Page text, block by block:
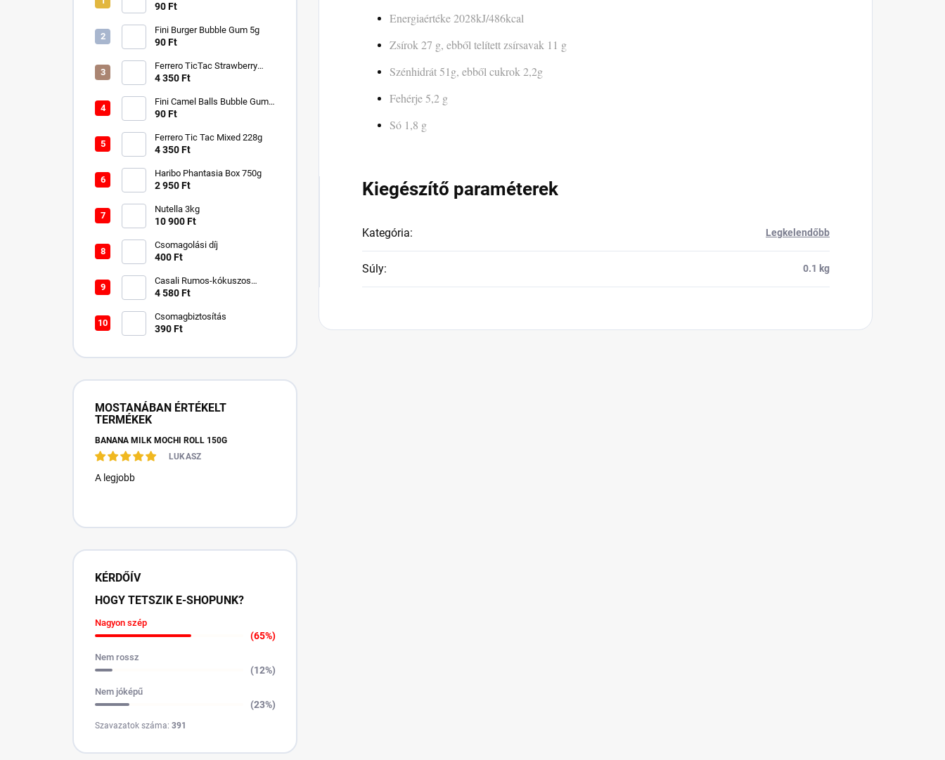
5g
90 Ft
Fini Burger Bubble Gum 5g
90 Ft
Ferrero TicTac Strawberry
228g
4 350 Ft
Fini Camel Balls Bubble Gum
5g
90 Ft
Ferrero Tic Tac Mixed 228g
4 350 Ft
Haribo Phantasia Box 750g
2 950 Ft
Nutella 3kg
10 900 Ft
Csomagolási díj
400 Ft
Casali Rumos-kókuszos
csokigolyó 750 g
4 580 Ft
Csomagbiztosítás
390 Ft
MOSTANÁBAN ÉRTÉKELT
TERMÉKEK
BANANA MILK MOCHI ROLL 150G
LUKASZ
A legjobb
KÉRDŐÍV
HOGY TETSZIK E-SHOPUNK?
Nagyon szép
(65%)
Nem rossz
(12%)
Nem jóképű
(23%)
Szavazatok száma: 391
Energiaértéke 2028kJ/486kcal
Zsírok 27 g, ebből telített zsírsavak 11 g
Szénhidrát 51g, ebből cukrok 2,2g
Fehérje 5,2 g
Só 1,8 g
Kiegészítő paraméterek
Kategória: Legkelendőbb
Súly: 0.1 kg